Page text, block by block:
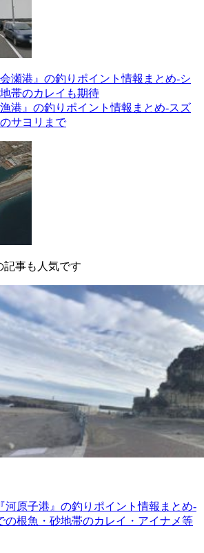
瀬港』の釣りポイント情報まとめ-シ
帯のカレイも期待
港』の釣りポイント情報まとめ-スズ
サヨリまで
河原子港』の釣りポイント情報まとめ-
の根魚・砂地帯のカレイ・アイナメ等